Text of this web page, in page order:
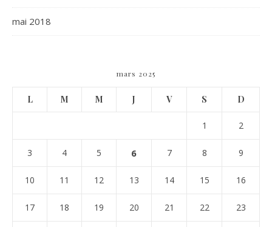
mai 2018
mars 2025
L M M J V S D
1 2
3 4 5 6 7 8 9
10 11 12 13 14 15 16
17 18 19 20 21 22 23